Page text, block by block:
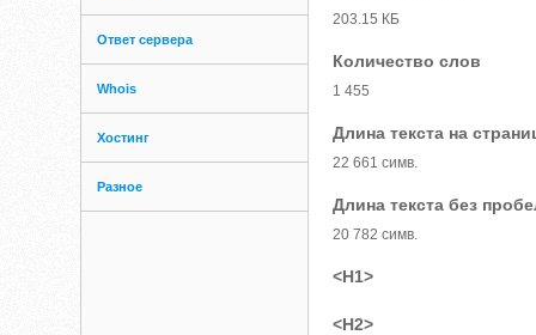
Ответ сервера
Whois
Хостинг
Разное
203.15 КБ
Количество слов
1 455
Длина текста на
22 661 симв.
Длина текста без
20 782 симв.
<H1>
<H2>